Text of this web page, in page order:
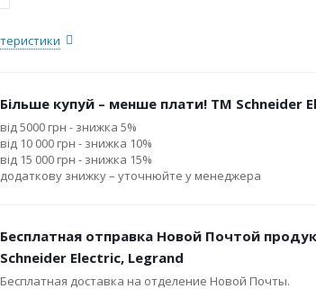
Більше купуй – менше плати! ТМ Schneider
від 5000 грн - знижка 5%
від 10 000 грн - знижка 10%
від 15 000 грн - знижка 15%
додаткову знижку – уточнюйте у менеджера
Бесплатная отправка Новой Почтой
Schneider Electric, Legrand
Бесплатная доставка на отделение Новой Почты.